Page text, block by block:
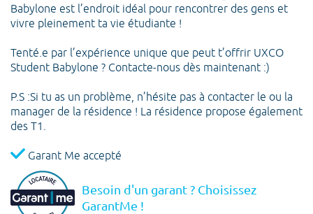
Babylone est l’endroit idéal pour rencontrer des gens et
vivre pleinement ta vie étudiante !
Tenté.e par l’expérience unique que peut t’offrir UXCO
Student Babylone ? Contacte-nous dès maintenant :)
P.S :Si tu as un problème, n’hésite pas à contacter le ou la
manager de la résidence ! La résidence propose également
des T1.
Garant Me accepté
Besoin d'un garant ? Choisissez
GarantMe !